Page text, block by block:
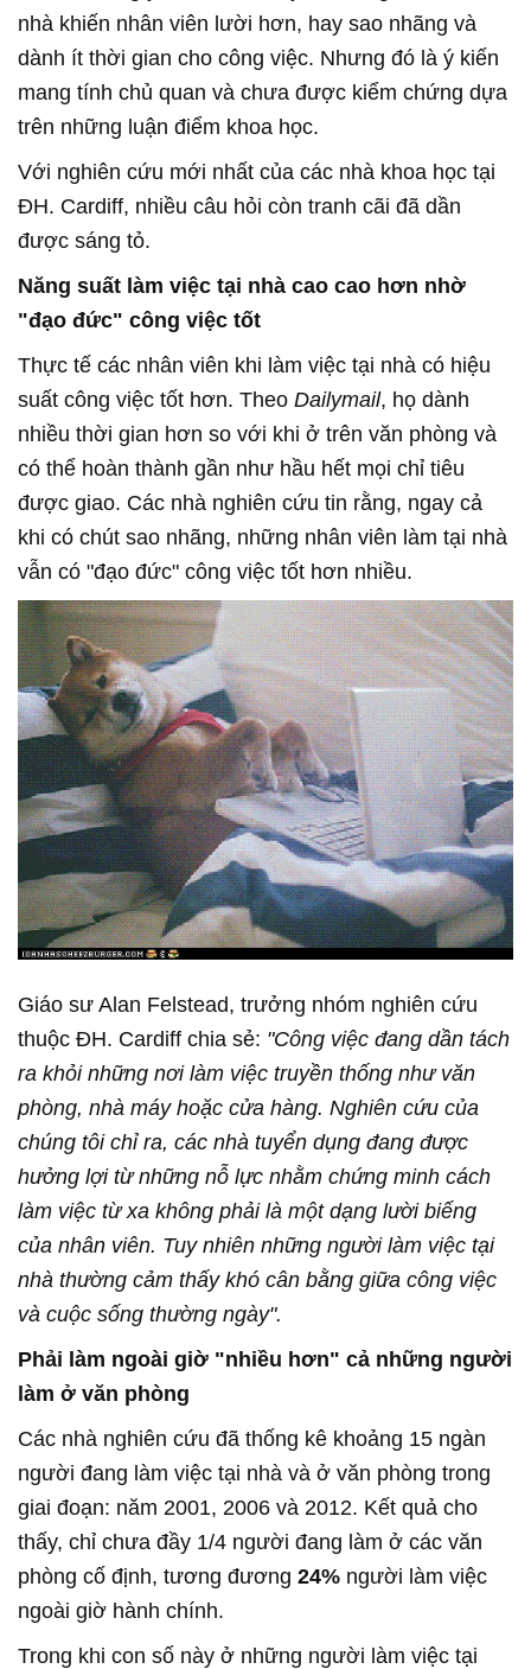
nhà khiến nhân viên lười hơn, hay sao nhãng và
dành ít thời gian cho công việc. Nhưng đó là ý kiến
mang tính chủ quan và chưa được kiểm chứng dựa
trên những luận điểm khoa học.
Với nghiên cứu mới nhất của các nhà khoa học tại
ĐH. Cardiff, nhiều câu hỏi còn tranh cãi đã dần
được sáng tỏ.
Năng suất làm việc tại nhà cao cao hơn nhờ
"đạo đức" công việc tốt
Thực tế các nhân viên khi làm việc tại nhà có hiệu
suất công việc tốt hơn. Theo Dailymail, họ dành
nhiều thời gian hơn so với khi ở trên văn phòng và
có thể hoàn thành gần như hầu hết mọi chỉ tiêu
được giao. Các nhà nghiên cứu tin rằng, ngay cả
khi có chút sao nhãng, những nhân viên làm tại nhà
vẫn có "đạo đức" công việc tốt hơn nhiều.
Giáo sư Alan Felstead, trưởng nhóm nghiên cứu
thuộc ĐH. Cardiff chia sẻ: "Công việc đang dần tách
ra khỏi những nơi làm việc truyền thống như văn
phòng, nhà máy hoặc cửa hàng. Nghiên cứu của
chúng tôi chỉ ra, các nhà tuyển dụng đang được
hưởng lợi từ những nỗ lực nhằm chứng minh cách
làm việc từ xa không phải là một dạng lười biếng
của nhân viên. Tuy nhiên những người làm việc tại
nhà thường cảm thấy khó cân bằng giữa công việc
và cuộc sống thường ngày".
Phải làm ngoài giờ "nhiều hơn" cả những người
làm ở văn phòng
Các nhà nghiên cứu đã thống kê khoảng 15 ngàn
người đang làm việc tại nhà và ở văn phòng trong
giai đoạn: năm 2001, 2006 và 2012. Kết quả cho
thấy, chỉ chưa đầy 1/4 người đang làm ở các văn
phòng cố định, tương đương 24% người làm việc
ngoài giờ hành chính.
Trong khi con số này ở những người làm việc tại